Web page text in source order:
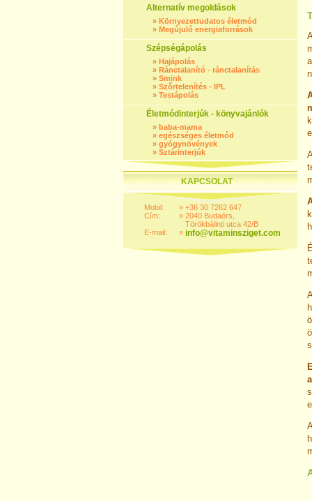
Alternatív megoldások
» Környezettudatos életmód
» Megújuló energiaforrások
Szépségápolás
» Hajápolás
» Ránctalanító - ránctalanítás
» Smink
» Szőrtelenítés - IPL
» Testápolás
Életmódinterjúk - könyvajánlók
» baba-mama
» egészséges életmód
» gyógynövények
» Sztárinterjúk
KAPCSOLAT
Mobil:
Cím:
E-mail:
»
»
»
+36 30 7262 647
2040 Budaörs,
Törökbálinti utca 42/B
info@vitaminsziget.com